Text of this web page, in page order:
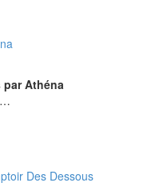
Athéna
Des Dessous